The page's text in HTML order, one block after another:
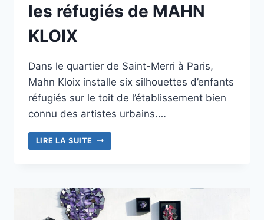
les réfugiés de MAHN
KLOIX
Dans le quartier de Saint-Merri à Paris,
Mahn Kloix installe six silhouettes d’enfants
réfugiés sur le toit de l’établissement bien
connu des artistes urbains.…
LIRE LA SUITE L’ÉCOLE
RENARD
RÉFUGIÉS
DE
MAHN